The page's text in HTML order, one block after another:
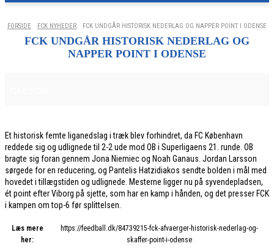
FORSIDE FCK NYHEDER FCK UNDGÅR HISTORISK NEDERLAG OG NAPPER POINT I ODENSE
FCK UNDGÅR HISTORISK NEDERLAG OG
NAPPER POINT I ODENSE
Et historisk femte liganedslag i træk blev forhindret, da FC København
reddede sig og udlignede til 2-2 ude mod OB i Superligaens 21. runde. OB
bragte sig foran gennem Jona Niemiec og Noah Ganaus. Jordan Larsson
sørgede for en reducering, og Pantelis Hatzidiakos sendte bolden i mål med
hovedet i tillægstiden og udlignede. Mesterne ligger nu på syvendepladsen,
ét point efter Viborg på sjette, som har en kamp i hånden, og det presser FCK
i kampen om top-6 før splittelsen.
Læs mere
her:
https://feedball.dk/84739215-fck-afvaerger-historisk-nederlag-og-
skaffer-point-i-odense